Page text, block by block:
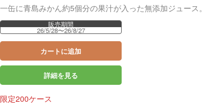
一缶に青島みかん約5個分の果汁が入った無添加ジュース。
販売期間
26/5/28〜26/8/27
カートに追加
詳細を見る
限定200ケース